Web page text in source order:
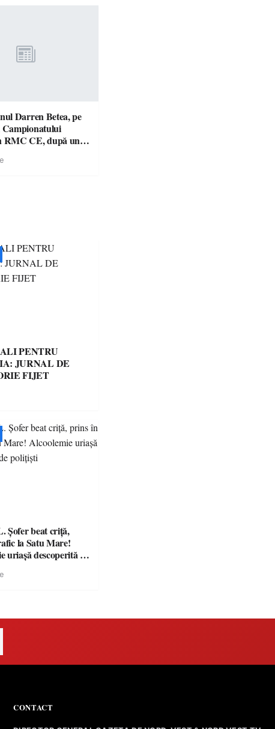
Darren Betea, pe
RMC CE, după un
PENTRU
JURNAL DE
FIJET
Șofer beat criță,
la Satu Mare!
uriașă descoperită de
CONTACT